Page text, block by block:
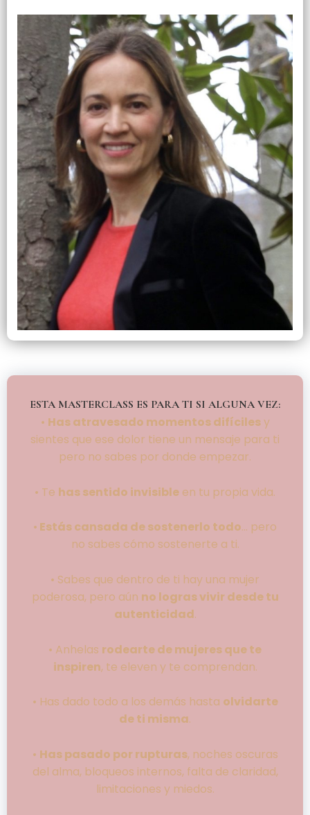
ESTA MASTERCLASS ES PARA TI SI ALGUNA VEZ:
• Has atravesado momentos difícilesy
sientes que ese dolor tiene un mensaje para ti
pero no sabes por donde empezar.
• Te has sentido invisible en tu propia vida.
• Estás cansada de sostenerlo todo… pero
no sabes cómo sostenerte a ti.
• Sabes que dentro de ti hay una mujer
poderosa, pero aún no logras vivir desde tu
autenticidad.
• Anhelas rodearte de mujeres que te
inspiren, te eleven y te comprendan.
• Has dado todo a los demás hasta olvidarte
de ti misma.
• Has pasado por rupturas, noches oscuras
del alma, bloqueos internos, falta de claridad,
limitaciones y miedos.